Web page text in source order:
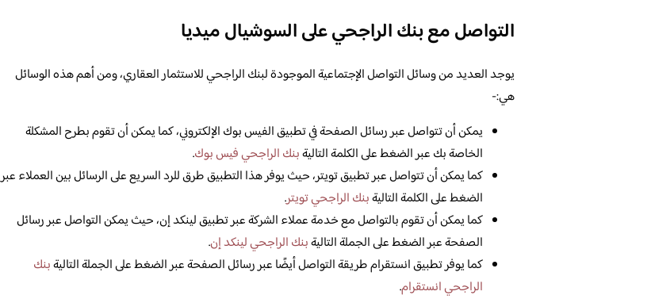
التواصل مع بنك الراجحي على السوشيال ميديا
يوجد العديد من وسائل التواصل الإجتماعية الموجودة لبنك الراجحي للاستثمار العقاري، ومن أهم هذه الوسائل
هي:-
يمكن أن تتواصل عبر رسائل الصفحة في تطبيق الفيس بوك الإلكتروني، كما يمكن أن تقوم بطرح المشكلة
الخاصة بك عبر الضغط على الكلمة التاليةبنك الراجحي فيس بوك.
كما يمكن أن تتواصل عبر تطبيق تويتر، حيث يوفر هذا التطبيق طرق للرد السريع على الرسائل بين العملاء عبر
الضغط على الكلمة التاليةبنك الراجحي تويتر.
كما يمكن أن تقوم بالتواصل مع خدمة عملاء الشركة عبر تطبيق لينكد إن، حيث يمكن التواصل عبر رسائل
الصفحة عبر الضغط على الجملة التاليةبنك الراجحي لينكد إن.
كما يوفر تطبيق انستقرام طريقة التواصل أيضًا عبر رسائل الصفحة عبر الضغط على الجملة التاليةبنك
الراجحي انستقرام.